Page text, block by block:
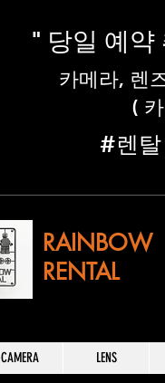
" 당일 예
카메라, 렌
(
​#렌
RAINBOW
RENTAL
CAMERA LENS